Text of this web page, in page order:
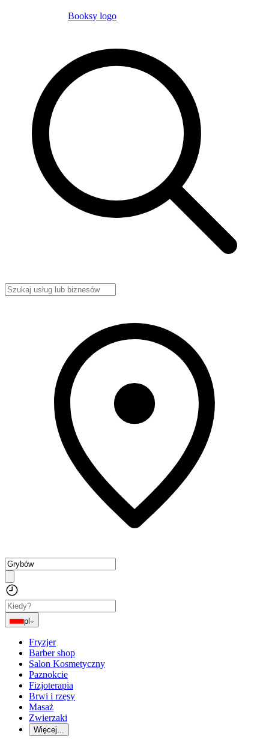
Booksy logo
pl
Fryzjer
Barber shop
Salon Kosmetyczny
Paznokcie
Fizjoterapia
Brwi i rzęsy
Masaż
Zwierzaki
Więcej...